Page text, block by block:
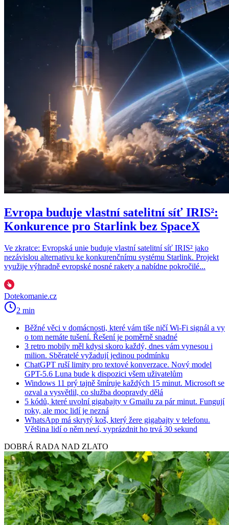
Evropa buduje vlastní satelitní síť IRIS²:
Konkurence pro Starlink bez SpaceX
Ve zkratce: Evropská unie buduje vlastní satelitní síť IRIS² jako
nezávislou alternativu ke konkurenčnímu systému Starlink. Projekt
využije výhradně evropské nosné rakety a nabídne pokročilé...
Dotekomanie.cz
2 min
Běžné věci v domácnosti, které vám tiše ničí Wi-Fi signál a vy
o tom nemáte tušení. Řešení je poměrně snadné
3 retro mobily měl kdysi skoro každý, dnes vám vynesou i
milion. Sběratelé vyžadují jedinou podmínku
ChatGPT ruší limity pro textové konverzace. Nový model
GPT-5.6 Luna bude k dispozici všem uživatelům
Windows 11 prý tajně šmíruje každých 15 minut. Microsoft se
ozval a vysvětlil, co služba doopravdy dělá
5 kódů, které uvolní gigabajty v Gmailu za pár minut. Fungují
roky, ale moc lidí je nezná
WhatsApp má skrytý koš, který žere gigabajty v telefonu.
Většina lidí o něm neví, vyprázdnit ho trvá 30 sekund
DOBRÁ RADA NAD ZLATO